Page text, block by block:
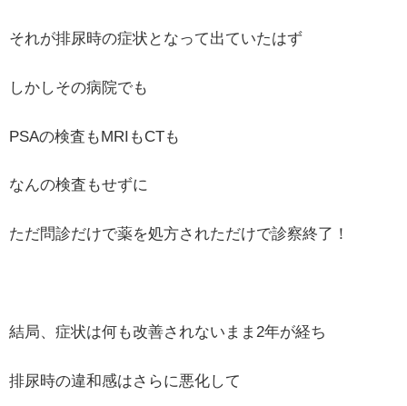
それが排尿時の症状となって出ていたはず
しかしその病院でも
PSAの検査もMRIもCTも
なんの検査もせずに
ただ問診だけで薬を処方されただけで診察終了！
結局、症状は何も改善されないまま2年が経ち
排尿時の違和感はさらに悪化して